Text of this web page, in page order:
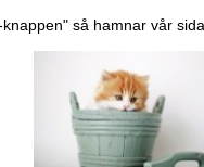
så hamnar vår